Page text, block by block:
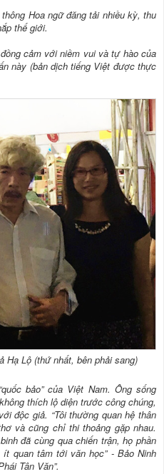
Hoa ngữ đăng tải nhiều kỳ, thu
thế giới.
cảm với niềm vui và tự hào của
này (bản dịch tiếng Việt được thực
Hạ Lộ (thứ nhất, bên phải sang)
bảo” của Việt Nam. Ông sống
thích lộ diện trước công chúng,
độc giả. “Tôi thường quan hệ thân
và cũng chỉ thi thoảng gặp nhau.
đã cùng qua chiến trận, họ phần
quan tâm tới văn học” - Bảo Ninh
Tân Văn”.